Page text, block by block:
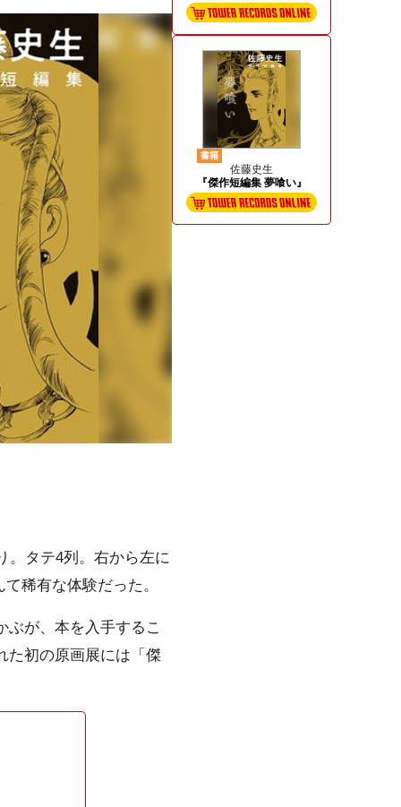
タテ4列。右から左に
稀有な体験だった。
が、本を入手するこ
た初の原画展には「傑
書籍
佐藤史生
『傑作短編集 夢喰い』